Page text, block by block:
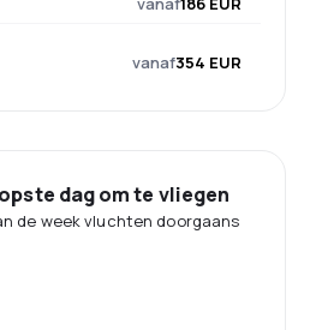
vanaf354 EUR
dag om te vliegen
de week vluchten doorgaans